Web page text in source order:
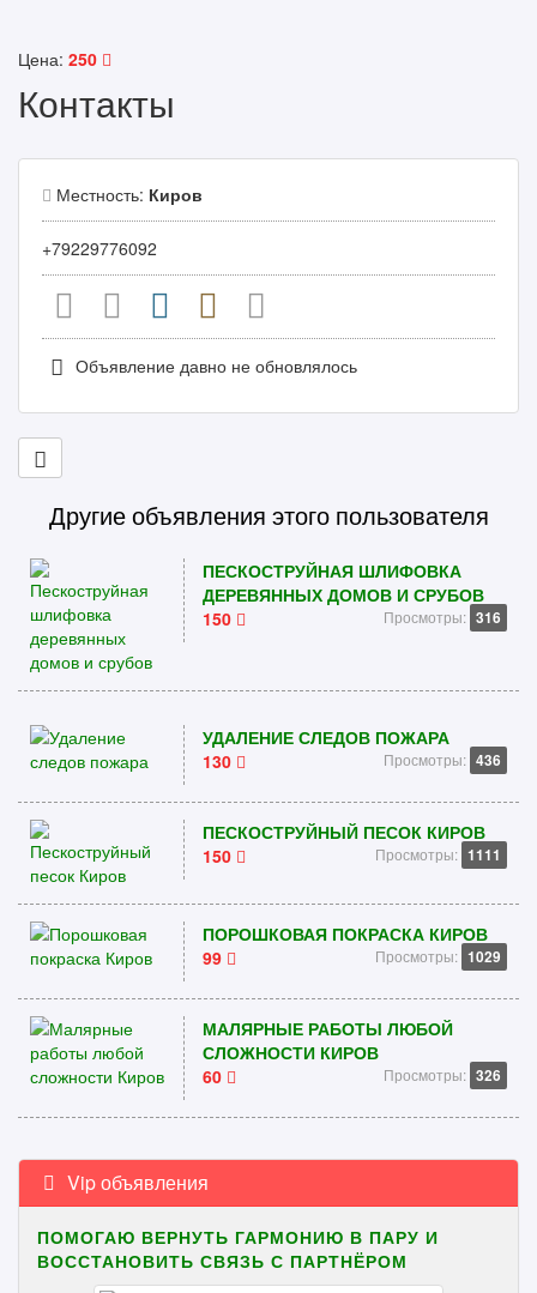
Цена: 250
Контакты
Местность: Киров
+79229776092
Объявление давно не обновлялось
Другие объявления этого пользователя
ПЕСКОСТРУЙНАЯ ШЛИФОВКА
ДЕРЕВЯННЫХ ДОМОВ И СРУБОВ
150
Просмотры: 316
УДАЛЕНИЕ СЛЕДОВ ПОЖАРА
130
Просмотры: 436
ПЕСКОСТРУЙНЫЙ ПЕСОК КИРОВ
150
Просмотры: 1111
ПОРОШКОВАЯ ПОКРАСКА КИРОВ
99
Просмотры: 1029
МАЛЯРНЫЕ РАБОТЫ ЛЮБОЙ
СЛОЖНОСТИ КИРОВ
60
Просмотры: 326
Vip объявления
ПОМОГАЮ ВЕРНУТЬ ГАРМОНИЮ В ПАРУ И
ВОССТАНОВИТЬ СВЯЗЬ С ПАРТНЁРОМ